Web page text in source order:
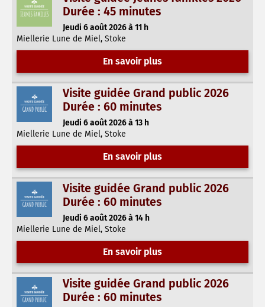
Durée : 45 minutes
Jeudi 6 août 2026 à 11 h
Miellerie Lune de Miel, Stoke
En savoir plus
Visite guidée Grand public 2026
Durée : 60 minutes
Jeudi 6 août 2026 à 13 h
Miellerie Lune de Miel, Stoke
En savoir plus
Visite guidée Grand public 2026
Durée : 60 minutes
Jeudi 6 août 2026 à 14 h
Miellerie Lune de Miel, Stoke
En savoir plus
Visite guidée Grand public 2026
Durée : 60 minutes